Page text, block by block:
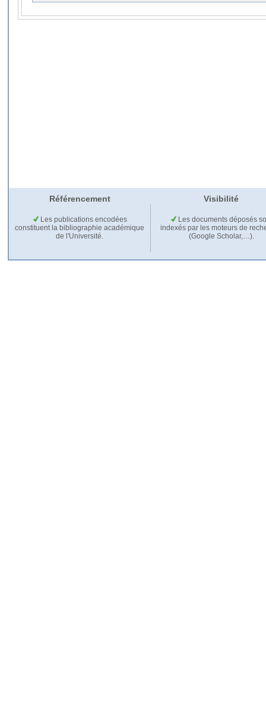
Référencement Visibilité
Les publications encodées
constituent la bibliographie académique
de l'Université.
Les documents déposés
indexés par les moteurs de
(Google Scholar,…).